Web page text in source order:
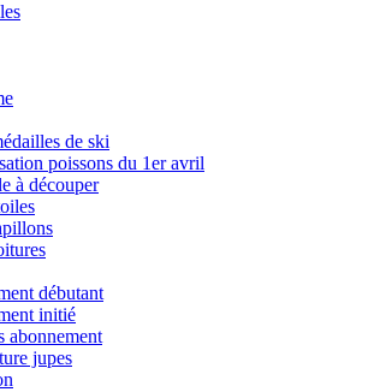
de ski
poissons du 1er avril
à découper
débutant
initié
abonnement
jupes